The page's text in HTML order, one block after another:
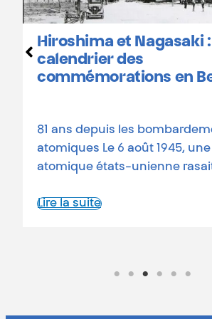
Hiroshima et Nagasaki :
calendrier des
commémorations en
81 ans depuis les
atomiques Le 6 août 1945,
atomique états-unienne
Lire la suite